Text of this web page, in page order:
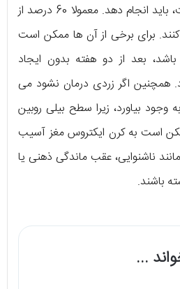
فرزند شما 3 تا 5 روزه است، باید انجام دهد. معمولا 60 درصد از
کنند. برای برخی از آن ها ممکن است
بعد از دو هفته بدون ایجاد
اگر زردی درمان نشود می
وجود بیاورد، زیرا سطح بیلی روبین
است به کرن ایکتروس مغز آسیب
ناشنوایی، عقب ماندگی ذهنی یا
باشند.
...